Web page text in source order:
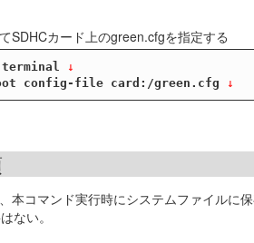
SDHCカード上のgreen.cfgを指定する
↓
config-file card:/green.cfg ↓
本コマンド実行時にシステムファイルに
ない。